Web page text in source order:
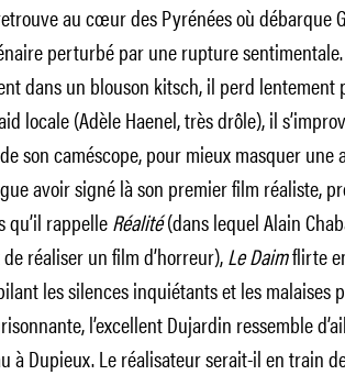
au cœur des Pyrénées où débarque
perturbé par une rupture
dans un blouson kitsch, il perd lentement
locale (Adèle Haenel, très drôle), il
son caméscope, pour mieux masquer une
avoir signé là son premier film réaliste,
qu’il rappelleRéalité(dans lequel Alain
réaliser un film d’horreur),Le Daimflirte
les silences inquiétants et les malaises
l’excellent Dujardin ressemble
à Dupieux. Le réalisateur serait-il en train